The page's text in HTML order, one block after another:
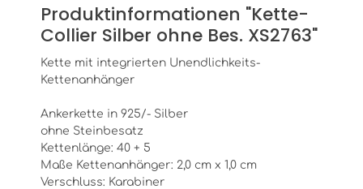
Produktinformationen "Kette-
Collier Silber ohne Bes. XS2763"
Kette mit integrierten Unendlichkeits-
Kettenanhänger
Ankerkette in 925/- Silber
ohne Steinbesatz
Kettenlänge: 40 + 5
Maße Kettenanhänger: 2,0 cm x 1,0 cm
Verschluss: Karabiner